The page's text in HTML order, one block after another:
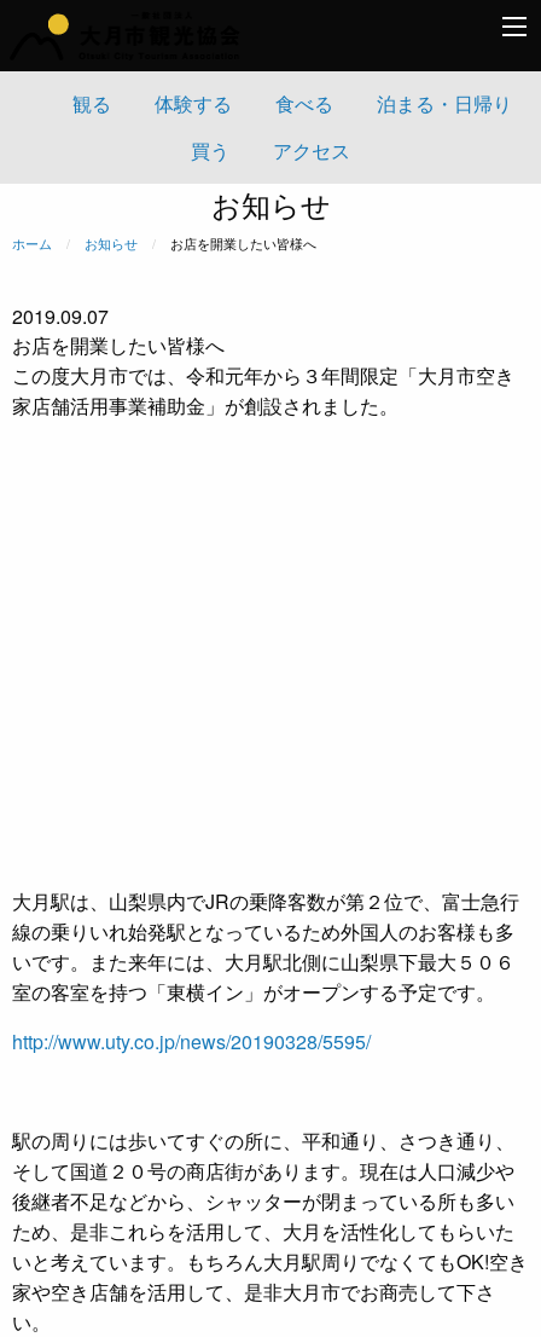
観る 体験する 食べる
泊まる・日帰り
買う
アクセス
お知らせ
ホーム お知らせ 現在のページ:
お店を開業したい皆様へ
2019.09.07
お店を開業したい皆様へ
この度大月市では、令和元年から３年間限定「大月市空き
家店舗活用事業補助金」が創設されました。
大月駅は、山梨県内でJRの乗降客数が第２位で、富士急行
線の乗りいれ始発駅となっているため外国人のお客様も多
いです。また来年には、大月駅北側に山梨県下最大５０６
室の客室を持つ「東横イン」がオープンする予定です。
http://www.uty.co.jp/news/20190328/5595/
駅の周りには歩いてすぐの所に、平和通り、さつき通り、
そして国道２０号の商店街があります。現在は人口減少や
後継者不足などから、シャッターが閉まっている所も多い
ため、是非これらを活用して、大月を活性化してもらいた
いと考えています。もちろん大月駅周りでなくてもOK!空き
家や空き店舗を活用して、是非大月市でお商売して下さ
い。